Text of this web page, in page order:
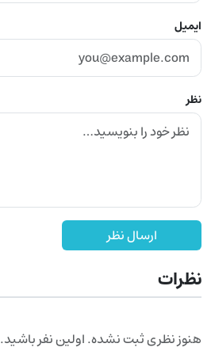
ایمیل
نظر
ارسال نظر
نظرات
هنوز نظری ثبت نشده. اولین نفر باشید.